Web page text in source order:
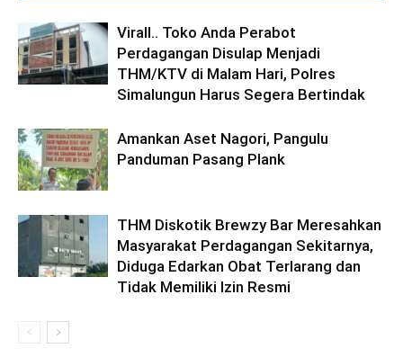
Virall.. Toko Anda Perabot
Perdagangan Disulap Menjadi
THM/KTV di Malam Hari, Polres
Simalungun Harus Segera Bertindak
Amankan Aset Nagori, Pangulu
Panduman Pasang Plank
THM Diskotik Brewzy Bar Meresahkan
Masyarakat Perdagangan Sekitarnya,
Diduga Edarkan Obat Terlarang dan
Tidak Memiliki Izin Resmi